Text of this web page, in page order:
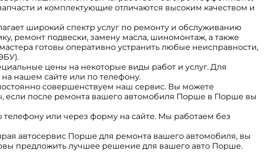
и комплектующие отличаются высоким качеством и
широкий спектр услуг по ремонту и обслуживанию
ремонт подвески, замену масла, шиномонтаж, а также
готовы оперативно устранить любые неисправности,
цены на некоторые виды работ и услуг. Для
нашем сайте или по телефону.
совершенствуем наш сервис. Вы можете
если после ремонта вашего автомобиля Порше в Порше вы
или через форму на сайте. Мы работаем без
автосервис Порше для ремонта вашего автомобиля, вы
предложить лучшее решение для вашего авто Порше.